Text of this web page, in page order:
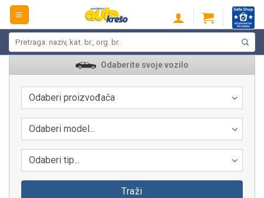
Skip
content
Odaberite svoje vozilo
Odaberi proizvođača
Odaberi model...
Odaberi tip...
Traži